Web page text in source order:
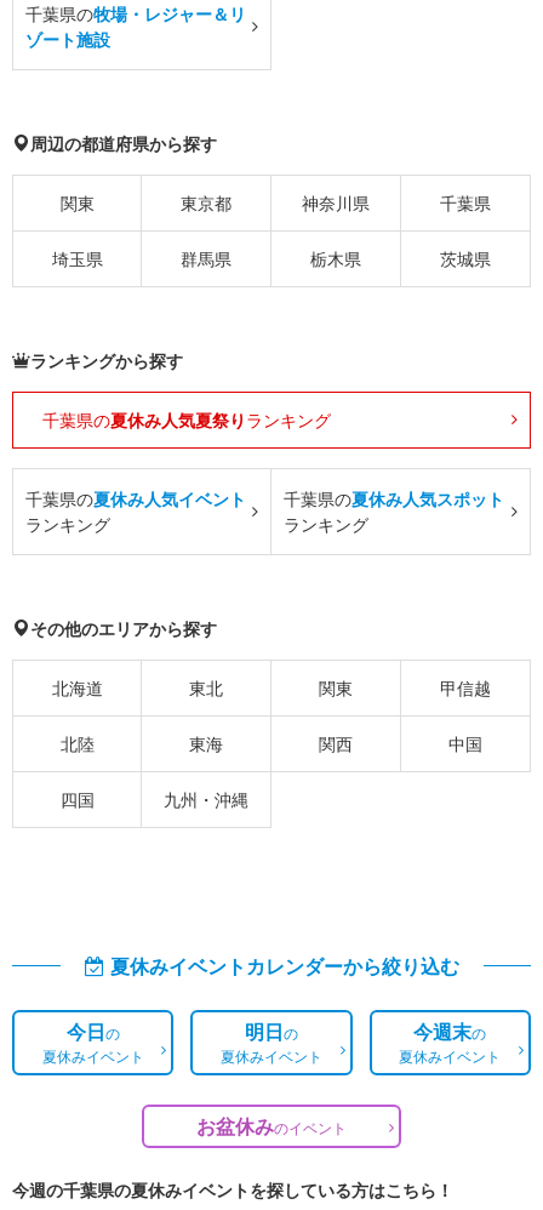
千葉県の牧場・レジャー＆リ
ゾート施設
周辺の都道府県から探す
関東 東京都 神奈川県 千葉県
埼玉県 群馬県 栃木県 茨城県
ランキングから探す
千葉県の夏休み人気夏祭り ランキング
千葉県の夏休み人気イベント
ランキング
千葉県の夏休み人気スポット
ランキング
その他のエリアから探す
北海道 東北 関東 甲信越
北陸 東海 関西 中国
四国 九州・沖縄
夏休みイベントカレンダーから絞り込む
今日の
夏休みイベント
明日の
夏休みイベント
今週末の
夏休みイベント
お盆休みのイベント
今週の千葉県の夏休みイベントを探している方はこちら！